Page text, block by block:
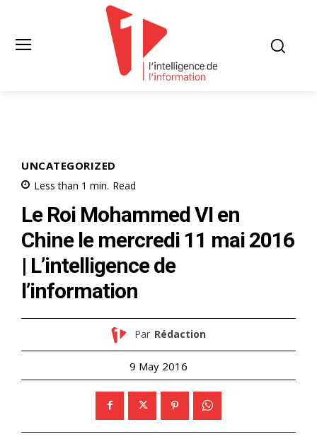
UNCATEGORIZED
Less than 1 min. Read
Le Roi Mohammed VI en
Chine le mercredi 11 mai 2016
| L’intelligence de
l’information
Par Rédaction
9 May 2016